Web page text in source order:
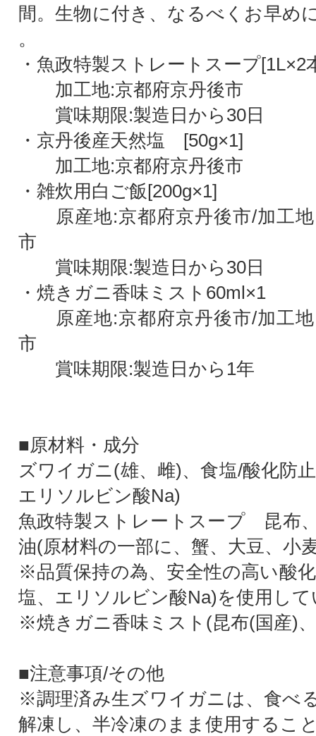
間。生物に付き、なるべくお早め
。
・魚政特製ストレートスープ[1L×2
加工地:京都府京丹後市
賞味期限:製造日から30日
・京丹後産天然塩 [50g×1]
加工地:京都府京丹後市
・雑炊用白ご飯[200g×1]
原産地:京都府京丹後市/加工地
市
賞味期限:製造日から30日
・焼きガニ香味ミスト60ml×1
原産地:京都府京丹後市/加工地
市
賞味期限:製造日から1年
■原材料・成分
ズワイガニ(雄、雌)、食塩/酸化防
エリソルビン酸Na)
魚政特製ストレートスープ 昆布
油(原材料の一部に、蟹、大豆、小
※品質保持の為、安全性の高い酸
塩、エリソルビン酸Na)を使用し
※焼きガニ香味ミスト(昆布(国産)
■注意事項/その他
※調理済み生ズワイガニは、食べ
解凍し、半冷凍のまま使用するこ